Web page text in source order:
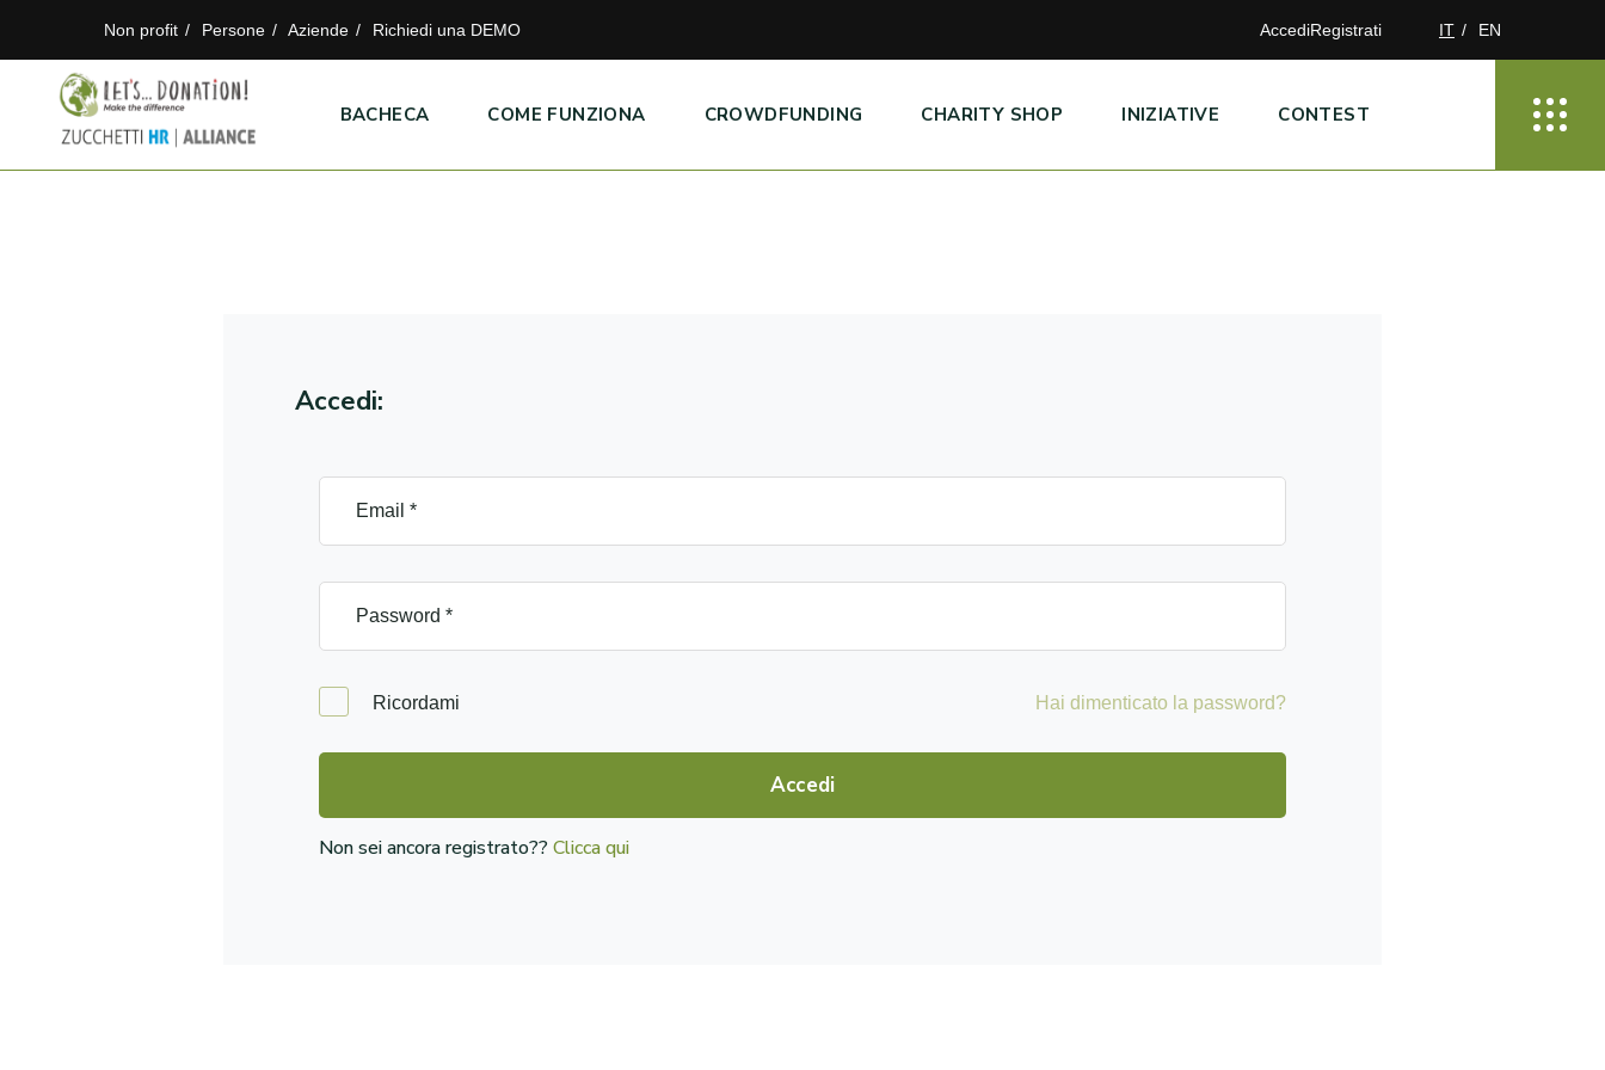
Non profit Persone Aziende Richiedi una DEMO AccediRegistrati IT EN
BACHECA COME FUNZIONA CROWDFUNDING CHARITY SHOP INIZIATIVE CONTEST
Accedi:
Ricordami Hai dimenticato la password?
Accedi
Non sei ancora registrato??Clicca qui